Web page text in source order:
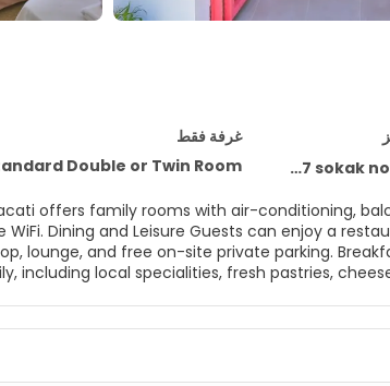
غرفة فقط
Fevzi Cakmak
Double or Twin Room
outdoor
site private parking. Breakfast and Services A continental,
including local specialities, fresh pastries,